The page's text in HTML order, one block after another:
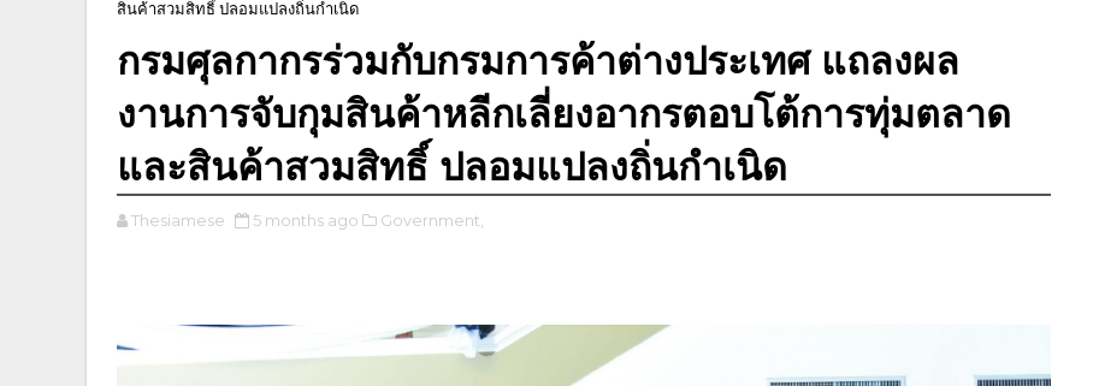
สินค้าสวมสิทธิ์ ปลอมแปลงถิ่นกำเนิด
กรมศุลกากรร่วมกับกรมการค้าต่างประเทศ แถลงผล
งานการจับกุมสินค้าหลีกเลี่ยงอากรตอบโต้การทุ่มตลาด
และสินค้าสวมสิทธิ์ ปลอมแปลงถิ่นกำเนิด
Thesiamese 5 months ago Government,